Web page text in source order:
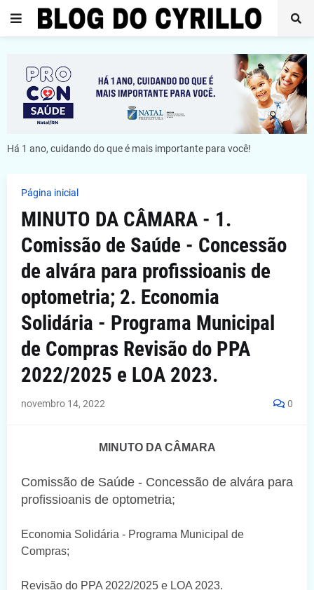
Há 1 ano, cuidando do que é mais importante para você!
Página inicial
MINUTO DA CÂMARA - 1.
Comissão de Saúde - Concessão
de alvára para profissioanis de
optometria; 2. Economia
Solidária - Programa Municipal
de Compras Revisão do PPA
2022/2025 e LOA 2023.
novembro 14, 2022 0
MINUTO DA CÂMARA
Comissão de Saúde - Concessão de alvára para
profissioanis de optometria;
Economia Solidária - Programa Municipal de
Compras;
Revisão do PPA 2022/2025 e LOA 2023.